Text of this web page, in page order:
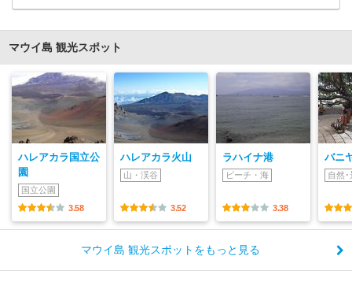
マウイ島 観光スポット
ハレアカラ国立公
園
国立公園
3.58
ハレアカラ火山
山・渓谷
3.52
ラハイナ港
ビーチ・海
3.38
バニ
自然･
マウイ島 観光スポットをもっと見る